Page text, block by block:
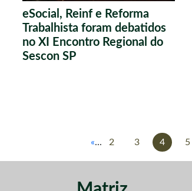
eSocial, Reinf e Reforma
Trabalhista foram debatidos
no XI Encontro Regional do
Sescon SP
«... 2 3 4 5